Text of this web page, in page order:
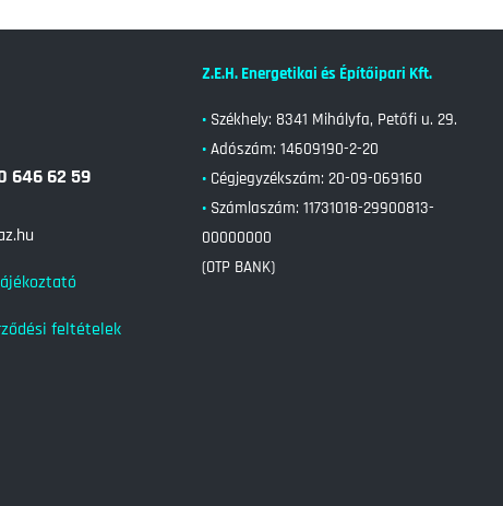
646 62 59
feltételek
Z.E.H. Energetikai és Építőipari Kft.
• Székhely: 8341 Mihályfa, Petőfi u. 29.
• Adószám: 14609190-2-20
• Cégjegyzékszám:20-09-069160
• Számlaszám:11731018-29900813-
00000000
(OTP BANK)